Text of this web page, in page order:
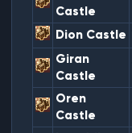
Castle
Dion Castle
Giran
Castle
Oren
Castle